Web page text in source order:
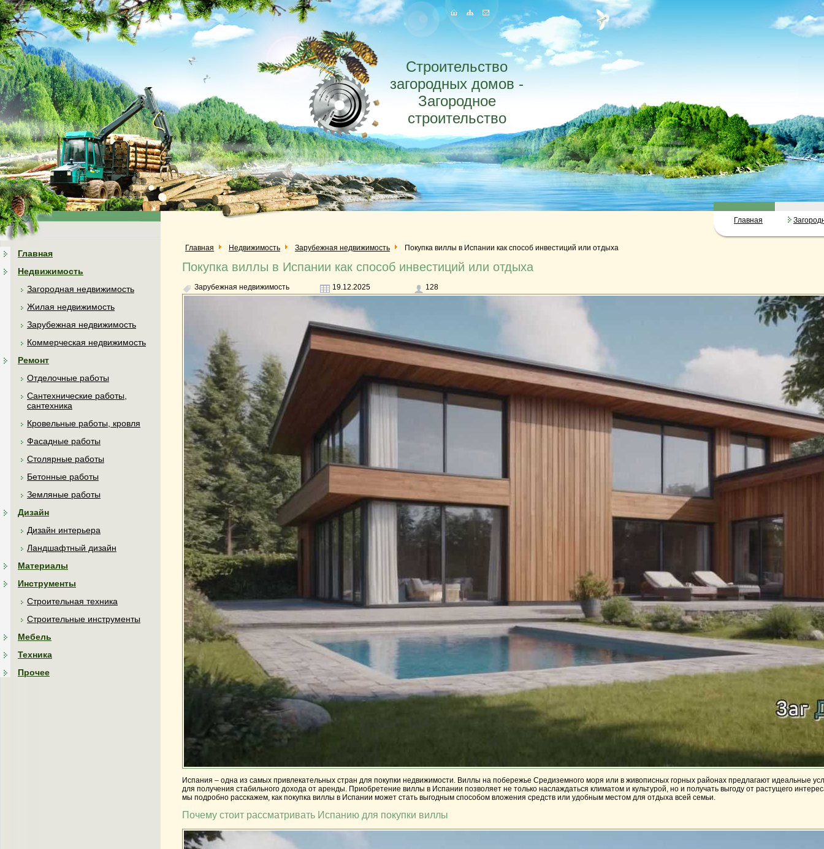
Строительство
загородных домов -
Загородное
строительство
Главная
Главная
Недвижимость
Загородная недвижимость
Жилая недвижимость
Зарубежная недвижимость
Коммерческая недвижимость
Ремонт
Отделочные работы
Сантехнические работы,
сантехника
Кровельные работы, кровля
Фасадные работы
Столярные работы
Бетонные работы
Земляные работы
Дизайн
Дизайн интерьера
Ландшафтный дизайн
Материалы
Инструменты
Строительная техника
Строительные инструменты
Мебель
Техника
Прочее
Главная Недвижимость Зарубежная недвижимость Покупка виллы в Испании как способ инвестиций или отдыха
Покупка виллы в Испании как способ инвестиций или отдыха
Зарубежная недвижимость 19.12.2025 128
Испания – одна из самых привлекательных стран для покупки недвижимости. Виллы на побережье Средиземного моря или в живописных горных районах предлагают идеальные
для получения стабильного дохода от аренды. Приобретение виллы в Испании позволяет не только наслаждаться климатом и культурой, но и получать выгоду от растущего
мы подробно расскажем, как покупка виллы в Испании может стать выгодным способом вложения средств или удобным местом для отдыха всей семьи.
Почему стоит рассматривать Испанию для покупки виллы